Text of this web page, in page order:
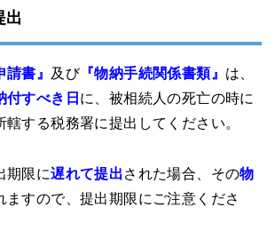
出
請書』 及び『物納手続関係書類』 は、
付すべき日 に、被相続人の死亡の時に
轄する税務署に提出してください。
期限に遅れて提出された場合、その物
ますので、提出期限にご注意くださ